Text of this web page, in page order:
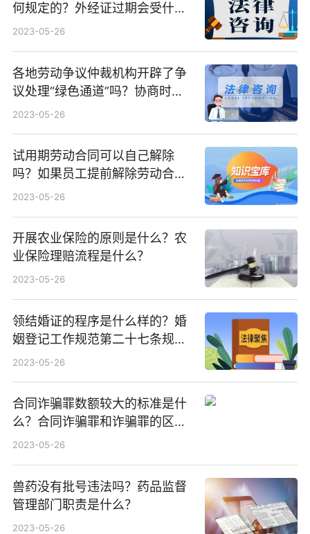
何规定的？外经证过期会受什么
处罚？
2023-05-26
各地劳动争议仲裁机构开辟了争
议处理“绿色通道”吗？协商时要
注意哪几点？
2023-05-26
试用期劳动合同可以自己解除
吗？如果员工提前解除劳动合同
有哪些注意事项？
2023-05-26
开展农业保险的原则是什么？农
业保险理赔流程是什么？
2023-05-26
领结婚证的程序是什么样的？婚
姻登记工作规范第二十七条规定
内容有哪些？
2023-05-26
合同诈骗罪数额较大的标准是什
么？合同诈骗罪和诈骗罪的区别
与关系在哪？
2023-05-26
兽药没有批号违法吗？药品监督
管理部门职责是什么？
2023-05-26